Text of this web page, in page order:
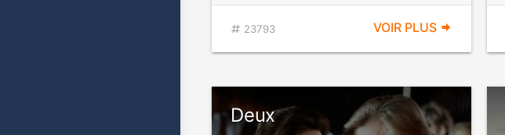
23793 VOIR PLUS
Deux